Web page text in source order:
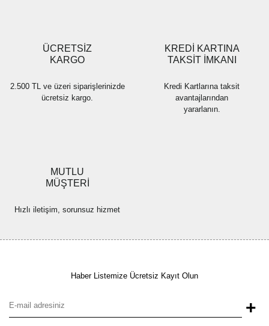
ÜCRETSİZ
KARGO
2.500 TL ve üzeri siparişlerinizde
ücretsiz kargo.
KREDİ KARTINA
TAKSİT İMKANI
Kredi Kartlarına taksit
avantajlarından
yararlanın.
MUTLU
MÜŞTERİ
Hızlı iletişim, sorunsuz hizmet
Haber Listemize Ücretsiz Kayıt Olun
+